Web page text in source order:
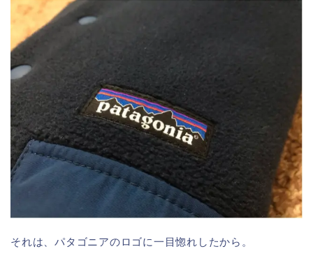
それは、パタゴニアのロゴに一目惚れしたから。